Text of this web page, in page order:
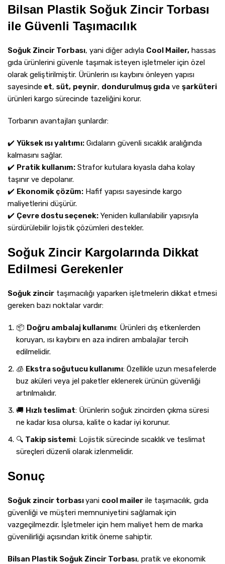
Bilsan Plastik Soğuk Zincir Torbası
ile Güvenli Taşımacılık
Soğuk Zincir Torbası, yani diğer adıyla Cool Mailer, hassas
gıda ürünlerini güvenle taşımak isteyen işletmeler için özel
olarak geliştirilmiştir. Ürünlerin ısı kaybını önleyen yapısı
sayesinde et, süt, peynir, dondurulmuş gıda ve şarküteri
ürünleri kargo sürecinde tazeliğini korur.
Torbanın avantajları şunlardır:
✔️ Yüksek ısı yalıtımı: Gıdaların güvenli sıcaklık aralığında
kalmasını sağlar.
✔️ Pratik kullanım: Strafor kutulara kıyasla daha kolay
taşınır ve depolanır.
✔️ Ekonomik çözüm: Hafif yapısı sayesinde kargo
maliyetlerini düşürür.
✔️ Çevre dostu seçenek: Yeniden kullanılabilir yapısıyla
sürdürülebilir lojistik çözümleri destekler.
Soğuk Zincir Kargolarında Dikkat
Edilmesi Gerekenler
Soğuk zincir taşımacılığı yaparken işletmelerin dikkat etmesi
gereken bazı noktalar vardır:
📦 Doğru ambalaj kullanımı: Ürünleri dış etkenlerden
koruyan, ısı kaybını en aza indiren ambalajlar tercih
edilmelidir.
🧊 Ekstra soğutucu kullanımı: Özellikle uzun mesafelerde
buz aküleri veya jel paketler eklenerek ürünün güvenliği
artırılmalıdır.
🚚 Hızlı teslimat: Ürünlerin soğuk zincirden çıkma süresi
ne kadar kısa olursa, kalite o kadar iyi korunur.
🔍 Takip sistemi: Lojistik sürecinde sıcaklık ve teslimat
süreçleri düzenli olarak izlenmelidir.
Sonuç
Soğuk zincir torbasıyani cool mailer ile taşımacılık, gıda
güvenliği ve müşteri memnuniyetini sağlamak için
vazgeçilmezdir. İşletmeler için hem maliyet hem de marka
güvenilirliği açısından kritik öneme sahiptir.
Bilsan Plastik Soğuk Zincir Torbası, pratik ve ekonomik